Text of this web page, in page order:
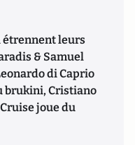
étrennent leurs
& Samuel
di Caprio
brukini, Cristiano
joue du